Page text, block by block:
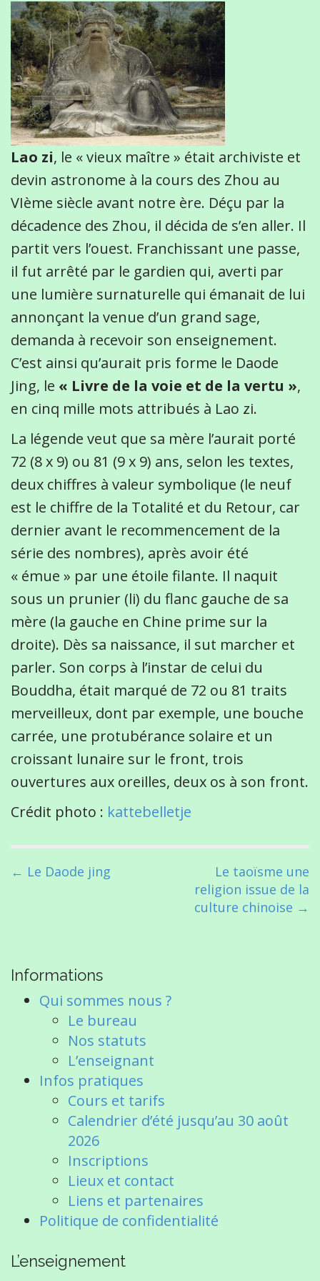
Lao zi, le « vieux maître » était archiviste et
devin astronome à la cours des Zhou au
VIème siècle avant notre ère. Déçu par la
décadence des Zhou, il décida de s’en aller. Il
partit vers l’ouest. Franchissant une passe,
il fut arrêté par le gardien qui, averti par
une lumière surnaturelle qui émanait de lui
annonçant la venue d’un grand sage,
demanda à recevoir son enseignement.
C’est ainsi qu’aurait pris forme le Daode
Jing, le « Livre de la voie et de la vertu »,
en cinq mille mots attribués à Lao zi.
La légende veut que sa mère l’aurait porté
72 (8 x 9) ou 81 (9 x 9) ans, selon les textes,
deux chiffres à valeur symbolique (le neuf
est le chiffre de la Totalité et du Retour, car
dernier avant le recommencement de la
série des nombres), après avoir été
« émue » par une étoile filante. Il naquit
sous un prunier (li) du flanc gauche de sa
mère (la gauche en Chine prime sur la
droite). Dès sa naissance, il sut marcher et
parler. Son corps à l’instar de celui du
Bouddha, était marqué de 72 ou 81 traits
merveilleux, dont par exemple, une bouche
carrée, une protubérance solaire et un
croissant lunaire sur le front, trois
ouvertures aux oreilles, deux os à son front.
Crédit photo : kattebelletje
P
a
v
← Le Daode jing
Le taoïsme une
religion issue de la
culture chinoise →
Informations
Qui sommes nous ?
Le bureau
Nos statuts
L’enseignant
Infos pratiques
Cours et tarifs
Calendrier d’été jusqu’au 30 août
2026
Inscriptions
Lieux et contact
Liens et partenaires
Politique de confidentialité
L’enseignement